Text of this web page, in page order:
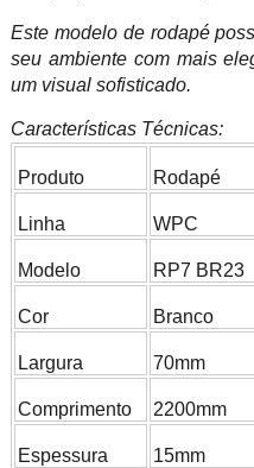
Este modelo de rodapé
seu ambiente com mais
um visual sofisticado.
Características Técnicas:
Produto Rodapé
Linha WPC
Modelo RP7 BR23
Cor Branco
Largura 70mm
Comprimento 2200mm
Espessura 15mm